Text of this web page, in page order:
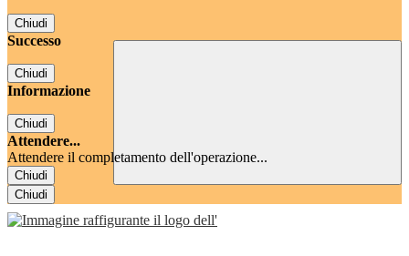
Chiudi
Successo
Chiudi
Informazione
Chiudi
Attendere...
Attendere il completamento dell'operazione...
Chiudi
Chiudi